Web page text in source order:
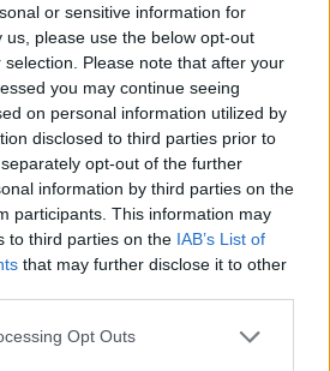
or sensitive information for
please use the below opt-out
Please note that after your
you may continue seeing
on personal information utilized by
disclosed to third parties prior to
opt-out of the further
information by third parties on the
participants. This information may
to third parties on the IAB’s List of
that may further disclose it to other
Opt Outs
0 réactions